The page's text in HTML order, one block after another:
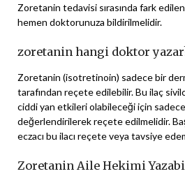
Zoretanin tedavisi sırasında fark
hemen doktorunuza bildirilmelidir.
zoretanin hangi doktor
Zoretanin (isotretinoin) sadece bir
tarafından reçete edilebilir. Bu ilaç
ciddi yan etkileri olabileceği için
değerlendirilerek reçete edilmelidir.
eczacı bu ilacı reçete veya tavsiye
Zoretanin Aile Hekimi